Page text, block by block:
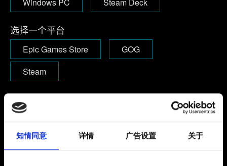
知情同意 详情 广告设置 关于
选择一个平台
Epic Games Store
GOG
Steam
版本
版本号可以在启动游戏后的主菜单右上角找到。 1.63及以下：
2.31 (最新) 2.3
1.63